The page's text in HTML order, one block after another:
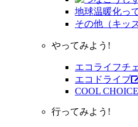
地球温暖化っ
その他（キッ
やってみよう!
エコライフチ
エコドライブ
COOL CHOICE
行ってみよう!